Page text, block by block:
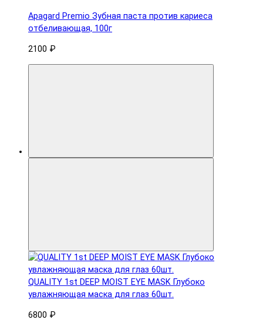
Apagard Premio Зубная паста против кариеса
отбеливающая, 100г
2100 ₽
QUALITY 1st DEEP MOIST EYE MASK Глубоко
увлажняющая маска для глаз 60шт.
6800 ₽